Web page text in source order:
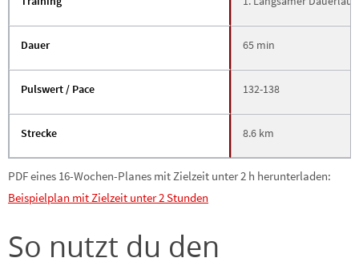
Dauer
Pulswert / Pace
Strecke
65 min
132-138
8.6 km
PDF eines 16-Wochen-Planes mit Zielzeit unter 2 h herunterladen:
Beispielplan mit Zielzeit unter 2 Stunden
So nutzt du den